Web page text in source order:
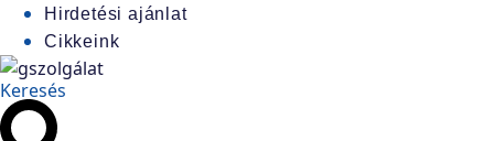
Hirdetési ajánlat
Cikkeink
Keresés